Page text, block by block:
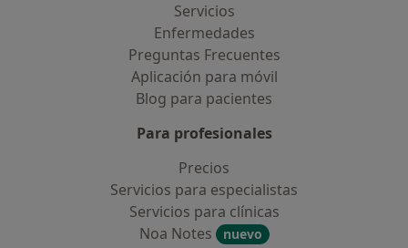
Servicios
Enfermedades
Preguntas Frecuentes
Aplicación para móvil
Blog para pacientes
Para profesionales
Precios
Servicios para especialistas
Servicios para clínicas
Noa Notes
nuevo